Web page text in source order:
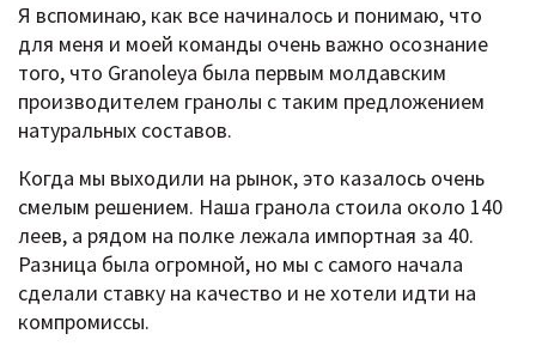
Я вспоминаю, как все начиналось и понимаю, что
для меня и моей команды очень важно осознание
того, что Granoleya была первым молдавским
производителем гранолы с таким предложением
натуральных составов.
Когда мы выходили на рынок, это казалось очень
смелым решением. Наша гранола стоила около 140
леев, а рядом на полке лежала импортная за 40.
Разница была огромной, но мы с самого начала
сделали ставку на качество и не хотели идти на
компромиссы.